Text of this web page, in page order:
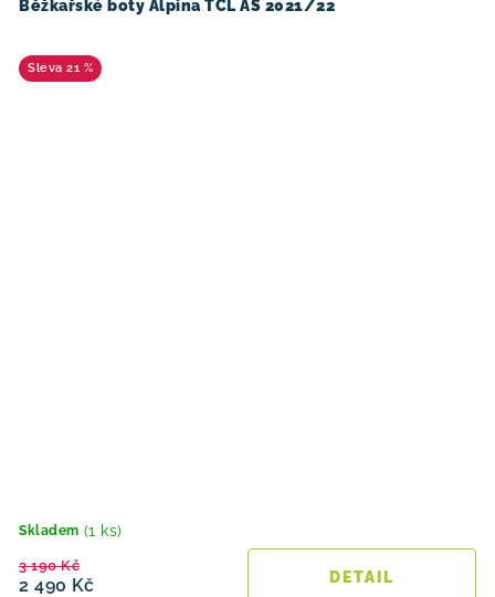
Běžkařské boty Alpina TCL AS 2021/22
21 %
Skladem (1 ks)
2 490 Kč
3 190 Kč